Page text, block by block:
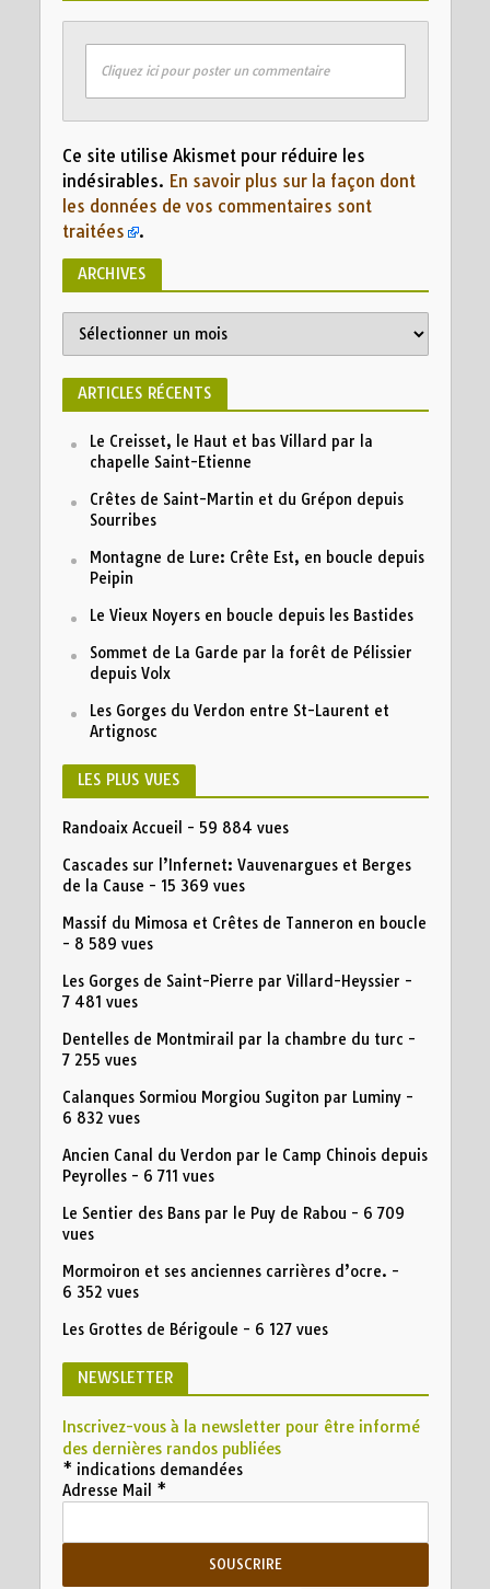
Cliquez ici pour poster un commentaire
Ce site utilise Akismet pour réduire les
indésirables. En savoir plus sur la façon dont
les données de vos commentaires sont
traitées
.
ARCHIVES
ARTICLES RÉCENTS
Le Creisset, le Haut et bas Villard par la
chapelle Saint-Etienne
Crêtes de Saint-Martin et du Grépon depuis
Sourribes
Montagne de Lure: Crête Est, en boucle depuis
Peipin
Le Vieux Noyers en boucle depuis les Bastides
Sommet de La Garde par la forêt de Pélissier
depuis Volx
Les Gorges du Verdon entre St-Laurent et
Artignosc
LES PLUS VUES
Randoaix Accueil - 59 884 vues
Cascades sur l’Infernet: Vauvenargues et Berges
de la Cause - 15 369 vues
Massif du Mimosa et Crêtes de Tanneron en boucle
- 8 589 vues
Les Gorges de Saint-Pierre par Villard-Heyssier -
7 481 vues
Dentelles de Montmirail par la chambre du turc -
7 255 vues
Calanques Sormiou Morgiou Sugiton par Luminy-
6 832 vues
Ancien Canal du Verdon par le Camp Chinois depuis
Peyrolles- 6 711 vues
Le Sentier des Bans par le Puy de Rabou - 6 709
vues
Mormoiron et ses anciennes carrières d’ocre. -
6 352 vues
Les Grottes de Bérigoule - 6 127 vues
NEWSLETTER
Inscrivez-vous à la newsletter pour être informé
des dernières randos publiées
* indications demandées
Adresse Mail *